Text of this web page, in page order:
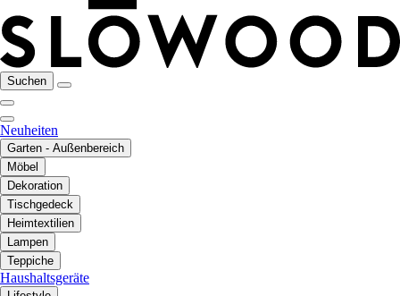
Suchen
Neuheiten
Garten - Außenbereich
Möbel
Dekoration
Tischgedeck
Heimtextilien
Lampen
Teppiche
Haushaltsgeräte